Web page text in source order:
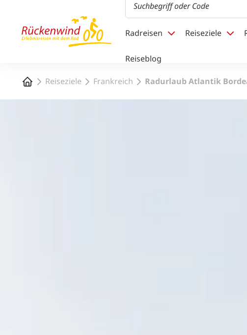
Radreisen Reiseziele
Reiseblog
StartseiteReiseziele Frankreich Radurlaub Atlantik